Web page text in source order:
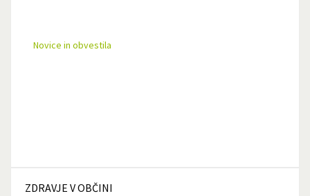
Novice in obvestila
ZDRAVJE V OBČINI